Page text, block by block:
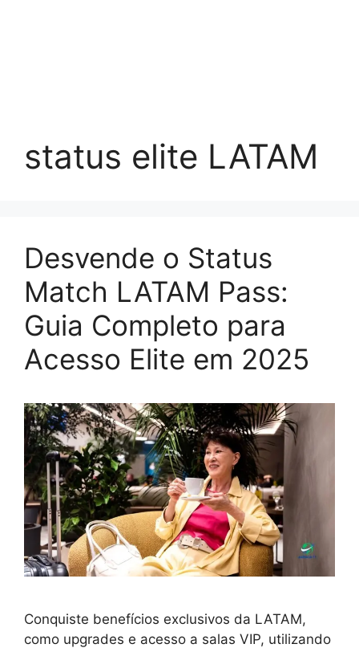
status elite LATAM
Desvende o Status
Match LATAM Pass:
Guia Completo para
Acesso Elite em 2025
Conquiste benefícios exclusivos da LATAM,
como upgrades e acesso a salas VIP, utilizando